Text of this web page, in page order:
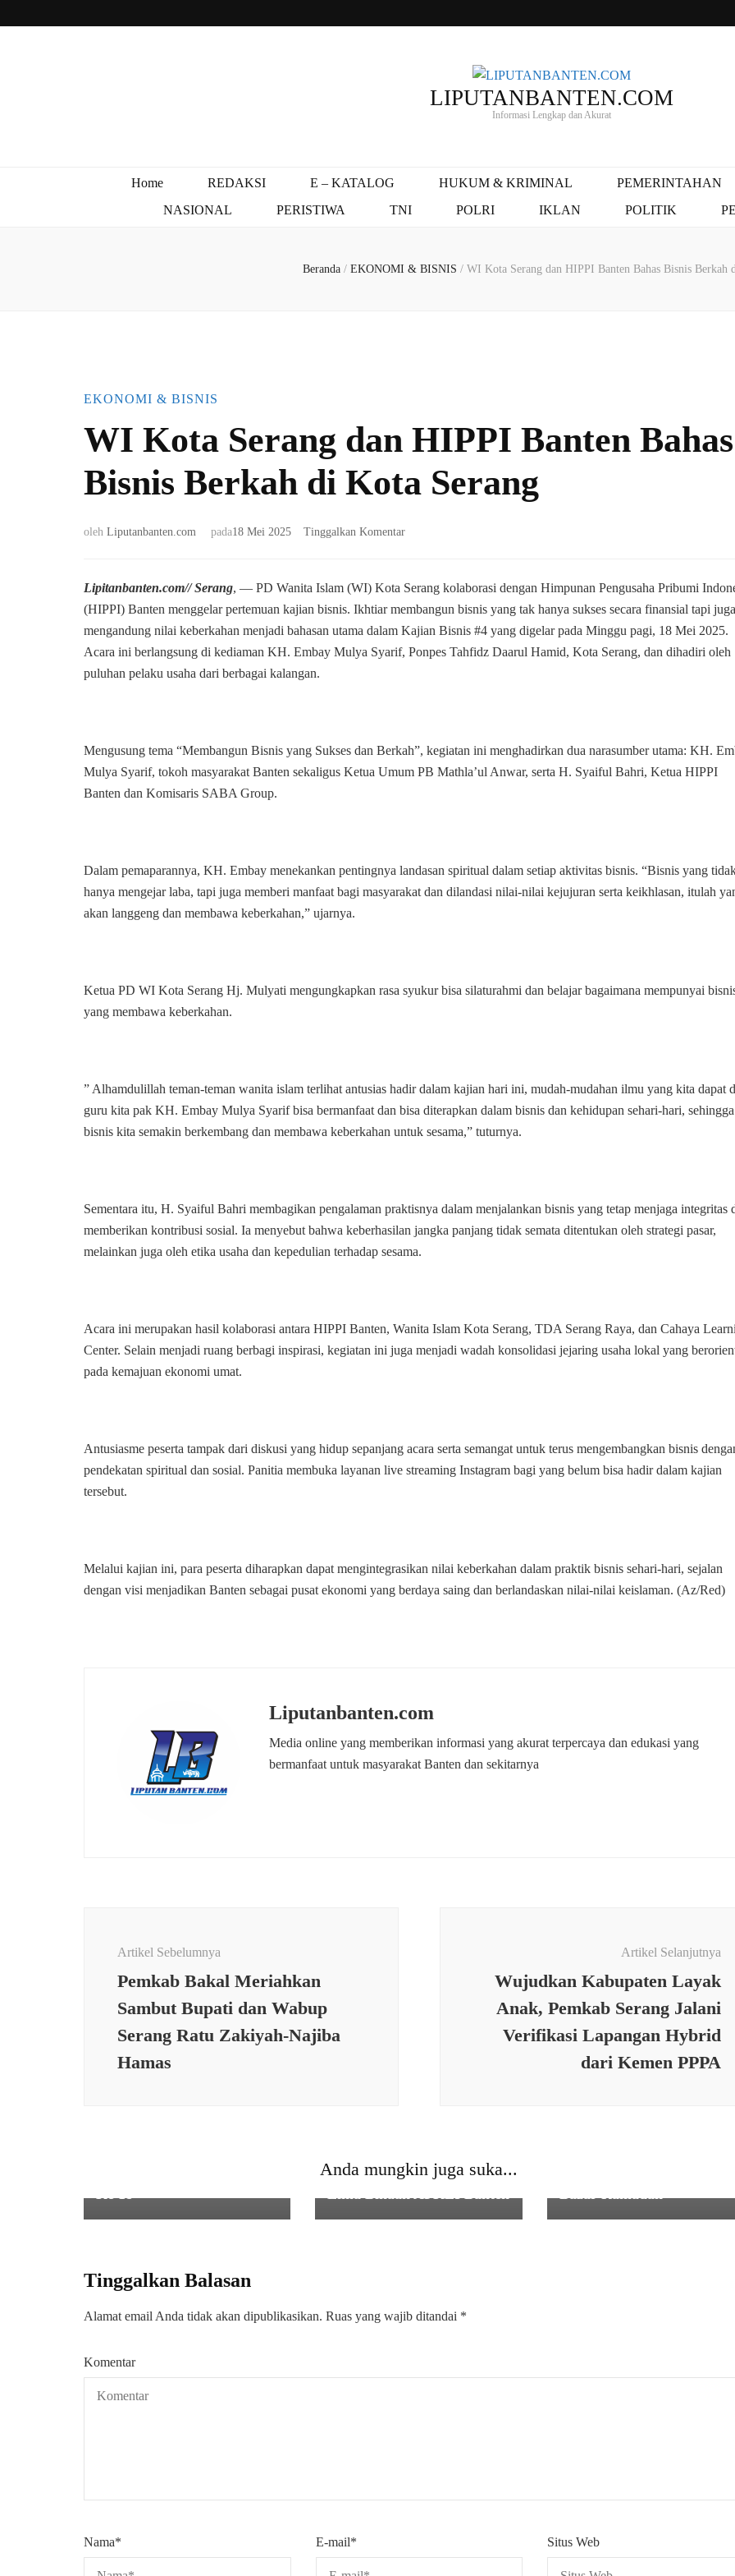
LIPUTANBANTEN.COM
Informasi Lengkap dan Akurat
Home REDAKSI E – KATALOG HUKUM & KRIMINAL PEMERINTAHAN
NASIONAL
PERISTIWA TNI POLRI IKLAN POLITIK
Beranda / EKONOMI & BISNIS / WI Kota Serang dan HIPPI Banten Bahas Bisnis Berkah
EKONOMI & BISNIS
WI Kota Serang dan HIPPI Banten Bahas
Bisnis Berkah di Kota Serang
oleh Liputanbanten.com pada18 Mei 2025 Tinggalkan Komentarpada
Serang
HIPPI
Banten
Bahas
Lipitanbanten.com// Serang, — PD Wanita Islam (WI) Kota Serang kolaborasi dengan Himpunan Pengusaha Pribumi
(HIPPI) Banten menggelar pertemuan kajian bisnis. Ikhtiar membangun bisnis yang tak hanya sukses secara finansial tapi juga
mengandung nilai keberkahan menjadi bahasan utama dalam Kajian Bisnis #4 yang digelar pada Minggu pagi, 18 Mei 2025.
Acara ini berlangsung di kediaman KH. Embay Mulya Syarif, Ponpes Tahfidz Daarul Hamid, Kota Serang, dan dihadiri oleh
puluhan pelaku usaha dari berbagai kalangan.
Mengusung tema “Membangun Bisnis yang Sukses dan Berkah”, kegiatan ini menghadirkan dua narasumber utama: KH.
Mulya Syarif, tokoh masyarakat Banten sekaligus Ketua Umum PB Mathla’ul Anwar, serta H. Syaiful Bahri, Ketua HIPPI
Banten dan Komisaris SABA Group.
Dalam pemaparannya, KH. Embay menekankan pentingnya landasan spiritual dalam setiap aktivitas bisnis. “Bisnis yang
hanya mengejar laba, tapi juga memberi manfaat bagi masyarakat dan dilandasi nilai-nilai kejujuran serta keikhlasan, itulah
akan langgeng dan membawa keberkahan,” ujarnya.
Ketua PD WI Kota Serang Hj. Mulyati mengungkapkan rasa syukur bisa silaturahmi dan belajar bagaimana mempunyai
yang membawa keberkahan.
” Alhamdulillah teman-teman wanita islam terlihat antusias hadir dalam kajian hari ini, mudah-mudahan ilmu yang kita dapat
guru kita pak KH. Embay Mulya Syarif bisa bermanfaat dan bisa diterapkan dalam bisnis dan kehidupan sehari-hari, sehingga
bisnis kita semakin berkembang dan membawa keberkahan untuk sesama,” tuturnya.
Sementara itu, H. Syaiful Bahri membagikan pengalaman praktisnya dalam menjalankan bisnis yang tetap menjaga integritas
memberikan kontribusi sosial. Ia menyebut bahwa keberhasilan jangka panjang tidak semata ditentukan oleh strategi pasar,
melainkan juga oleh etika usaha dan kepedulian terhadap sesama.
Acara ini merupakan hasil kolaborasi antara HIPPI Banten, Wanita Islam Kota Serang, TDA Serang Raya, dan Cahaya
Center. Selain menjadi ruang berbagi inspirasi, kegiatan ini juga menjadi wadah konsolidasi jejaring usaha lokal yang
pada kemajuan ekonomi umat.
Antusiasme peserta tampak dari diskusi yang hidup sepanjang acara serta semangat untuk terus mengembangkan bisnis
pendekatan spiritual dan sosial. Panitia membuka layanan live streaming Instagram bagi yang belum bisa hadir dalam kajian
tersebut.
Melalui kajian ini, para peserta diharapkan dapat mengintegrasikan nilai keberkahan dalam praktik bisnis sehari-hari, sejalan
dengan visi menjadikan Banten sebagai pusat ekonomi yang berdaya saing dan berlandaskan nilai-nilai keislaman. (Az/Red)
Liputanbanten.com
Media online yang memberikan informasi yang akurat terpercaya dan edukasi yang
bermanfaat untuk masyarakat Banten dan sekitarnya
Artikel Sebelumnya
Pemkab Bakal Meriahkan
Sambut Bupati dan Wabup
Serang Ratu Zakiyah-Najiba
Hamas
Artikel Selanjutnya
Wujudkan Kabupaten Layak
Anak, Pemkab Serang Jalani
Verifikasi Lapangan Hybrid
dari Kemen PPPA
Anda mungkin juga suka...
kepada Pedagang Kaki
Tinggalkan Balasan
Alamat email Anda tidak akan dipublikasikan. Ruas yang wajib ditandai *
Komentar
Nama* E-mail* Situs Web